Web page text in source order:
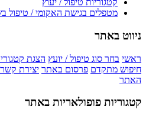
קטגוריות טיפול / יעוץ
מטפלים בגישת האקומי / טיפול
ניווט באתר
ראשי בחר סוג טיפול / יועץ הצגת
חיפוש מתקדם פרסום באתר יצירת קשר
האתר
קטגוריות פופולאריות באתר